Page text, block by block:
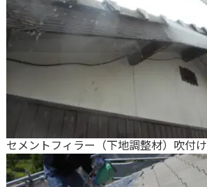
セメントフィラー（下地調整材）吹付け